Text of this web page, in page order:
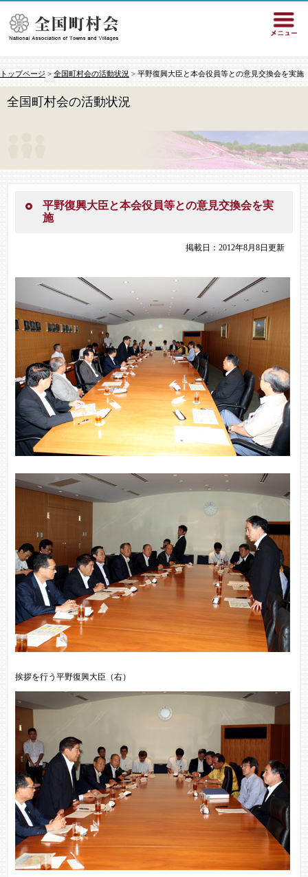
トップページ > 全国町村会の活動状況 > 平野復興大臣と本会役員等との意見交換会を実施
全国町村会の活動状況
平野復興大臣と本会役員等との意見交換会を実
施
掲載日：2012年8月8日更新
挨拶を行う平野復興大臣（右）